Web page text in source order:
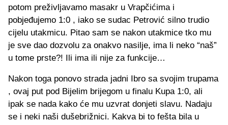
potom preživljavamo masakr u Vrapčićima i
pobjeđujemo 1:0 , iako se sudac Petrović silno trudio
cijelu utakmicu. Pitao sam se nakon utakmice tko mu
je sve dao dozvolu za onakvo nasilje, ima li neko “naš”
u tome prste?! Ili ima ili nije za funkcije…
Nakon toga ponovo strada jadni Ibro sa svojim trupama
, ovaj put pod Bijelim brijegom u finalu Kupa 1:0, ali
ipak se nada kako će mu uzvrat donjeti slavu. Nadaju
se i neki naši dušebrižnici. Kakva bi to fešta bila u